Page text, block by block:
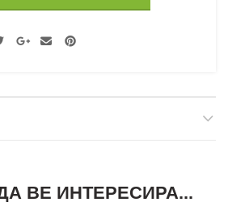
ВЕ ИНТЕРЕСИРА...